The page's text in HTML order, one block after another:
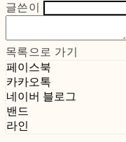
글쓴이
목록으로 가기
페이스북
카카오톡
네이버 블로그
밴드
라인